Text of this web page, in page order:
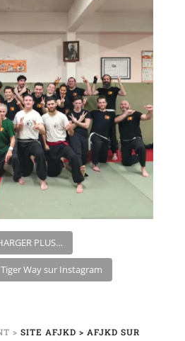
PLUS…
Way sur Instagram
>SITE AFJKD> AFJKD SUR